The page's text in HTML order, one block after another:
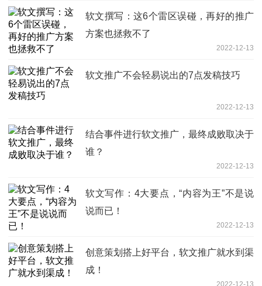
软文撰写：这6个雷区误碰，再好的推广
方案也拯救不了
2022-12-13
软文推广不会轻易说出的7点发稿技巧
2022-12-13
结合事件进行软文推广，最终成败取决于
谁？
2022-12-13
软文写作：4大要点，“内容为王”不是说
说而已！
2022-12-13
创意策划搭上好平台，软文推广就水到渠
成！
2022-12-13